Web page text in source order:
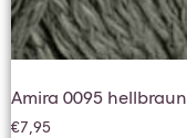
Amira 0095 hellbraun
€7,95